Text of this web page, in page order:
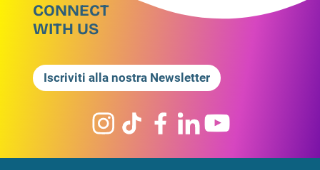
CONNECT
WITH US
Iscriviti alla nostra Newsletter